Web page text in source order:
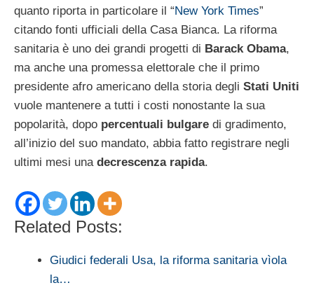
quanto riporta in particolare il “New York Times”
citando fonti ufficiali della Casa Bianca. La riforma
sanitaria è uno dei grandi progetti di Barack Obama,
ma anche una promessa elettorale che il primo
presidente afro americano della storia degli Stati Uniti
vuole mantenere a tutti i costi nonostante la sua
popolarità, dopo percentuali bulgare di gradimento,
all’inizio del suo mandato, abbia fatto registrare negli
ultimi mesi una decrescenza rapida.
Related Posts:
Giudici federali Usa, la riforma sanitaria vìola
la…